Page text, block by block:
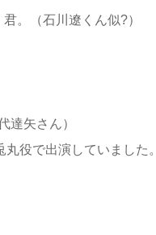
。（石川遼くん似?）
達矢さん）
役で出演していました。